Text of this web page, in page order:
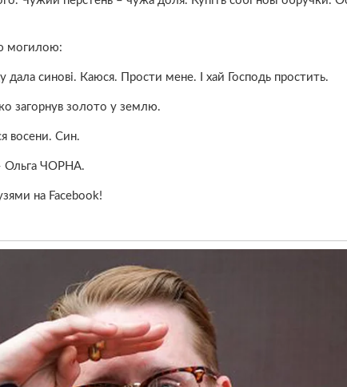
мoгилoю:
синові. Каюся. Прости мене. І хай Господь простить.
загорнув золото у землю.
восени. Син.
Ольга ЧОРНА.
на Facebook!